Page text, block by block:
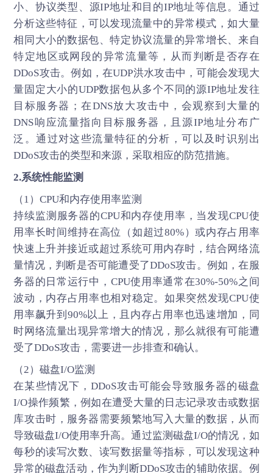
小、协议类型、源IP地址和目的IP地址等信息。通过
分析这些特征，可以发现流量中的异常模式，如大量
相同大小的数据包、特定协议流量的异常增长、来自
特定地区或网段的异常流量等，从而判断是否存在
DDoS攻击。例如，在UDP洪水攻击中，可能会发现大
量固定大小的UDP数据包从多个不同的源IP地址发往
目标服务器；在DNS放大攻击中，会观察到大量的
DNS响应流量指向目标服务器，且源IP地址分布广
泛。通过对这些流量特征的分析，可以及时识别出
DDoS攻击的类型和来源，采取相应的防范措施。
2.系统性能监测
（1）CPU和内存使用率监测
持续监测服务器的CPU和内存使用率，当发现CPU使
用率长时间维持在高位（如超过80%）或内存占用率
快速上升并接近或超过系统可用内存时，结合网络流
量情况，判断是否可能遭受了DDoS攻击。例如，在服
务器的日常运行中，CPU使用率通常在30%-50%之间
波动，内存占用率也相对稳定。如果突然发现CPU使
用率飙升到90%以上，且内存占用率也迅速增加，同
时网络流量出现异常增大的情况，那么就很有可能遭
受了DDoS攻击，需要进一步排查和确认。
（2）磁盘I/O监测
在某些情况下，DDoS攻击可能会导致服务器的磁盘
I/O操作频繁，例如在遭受大量的日志记录攻击或数据
库攻击时，服务器需要频繁地写入大量的数据，从而
导致磁盘I/O使用率升高。通过监测磁盘I/O的情况，如
每秒的读写次数、读写数据量等指标，可以发现这种
异常的磁盘活动，作为判断DDoS攻击的辅助依据。例